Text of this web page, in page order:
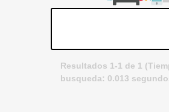
Resultados 1-1 de 1
busqueda: 0.013